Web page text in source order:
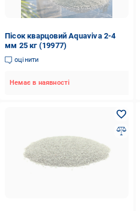
Пісок кварцовий Aquaviva 2-4
мм 25 кг (19977)
оцінити
Немає в наявності